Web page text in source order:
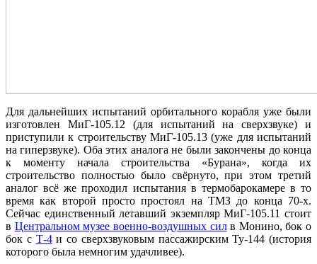
Для дальнейших испытаний орбитального корабля уже были
изготовлен МиГ-105.12 (для испытаний на сверхзвуке) и
приступили к строительству МиГ-105.13 (уже для испытаний
на гиперзвуке). Оба этих аналога не были закончены до конца
к моменту начала строительства «Бурана», когда их
строительство полностью было свёрнуто, при этом третий
аналог всё же проходил испытания в термобарокамере в то
время как второй просто простоял на ТМЗ до конца 70-х.
Сейчас единственный летавший экземпляр МиГ-105.11 стоит
в Центральном музее военно-воздушных силв Монино, бок о
бок с Т-4и со сверхзвуковым пассажирским Ту-144 (история
которого была немногим удачливее).